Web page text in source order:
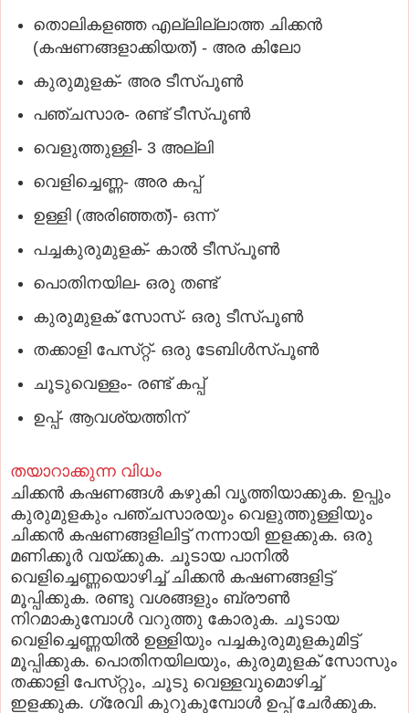
തൊലികളഞ്ഞ എല്ലില്ലാത്ത ചിക്കന്‍
(കഷണങ്ങളാക്കിയത്‌) - അര കിലോ
കുരുമുളക്‌- അര ടീസ്‌പൂണ്‍
പഞ്ചസാര- രണ്ട്‌ ടീസ്‌പൂണ്‍
വെളുത്തുള്ളി- 3 അല്ലി
വെളിച്ചെണ്ണ- അര കപ്പ്‌
ഉള്ളി (അരിഞ്ഞത്‌)- ഒന്ന്‌
പച്ചകുരുമുളക്‌- കാല്‍ ടീസ്‌പൂണ്‍
പൊതിനയില- ഒരു തണ്ട്‌
കുരുമുളക്‌ സോസ്‌- ഒരു ടീസ്‌പൂണ്‍
തക്കാളി പേസ്‌റ്റ്- ഒരു ടേബിള്‍സ്‌പൂണ്‍
ചൂടുവെള്ളം- രണ്ട്‌ കപ്പ്‌
ഉപ്പ്‌- ആവശ്യത്തിന്‌
തയാറാക്കുന്ന വിധം
ചിക്കന്‍ കഷണങ്ങള്‍ കഴുകി വൃത്തിയാക്കുക. ഉപ്പും
കുരുമുളകും പഞ്ചസാരയും വെളുത്തുള്ളിയും
ചിക്കന്‍ കഷണങ്ങളിലിട്ട്‌ നന്നായി ഇളക്കുക. ഒരു
മണിക്കൂര്‍ വയ്‌ക്കുക. ചൂടായ പാനില്‍
വെളിച്ചെണ്ണയൊഴിച്ച്‌ ചിക്കന്‍ കഷണങ്ങളിട്ട്‌
മൂപ്പിക്കുക. രണ്ടു വശങ്ങളും ബ്രൗണ്‍
നിറമാകുമ്പോള്‍ വറുത്തു കോരുക. ചൂടായ
വെളിച്ചെണ്ണയില്‍ ഉള്ളിയും പച്ചകുരുമുളകുമിട്ട്‌
മൂപ്പിക്കുക. പൊതിനയിലയും, കുരുമുളക്‌ സോസും
തക്കാളി പേസ്‌റ്റും, ചൂടു വെള്ളവുമൊഴിച്ച്‌
ഇളക്കുക. ഗ്രേവി കുറുകുമ്പോള്‍ ഉപ്പ്‌ ചേര്‍ക്കുക.